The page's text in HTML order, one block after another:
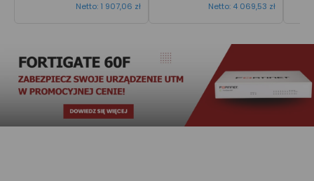
Netto: 1 907,06 zł Netto: 4 069,53 zł